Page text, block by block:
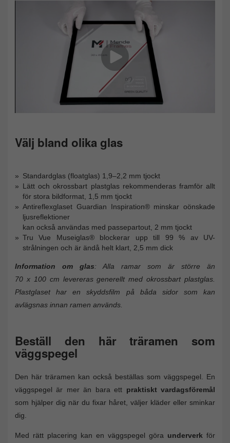
Välj bland olika glas
Standardglas (floatglas) 1,9–2,2 mm tjockt
Lätt och okrossbart plastglas rekommenderas framför allt
för stora bildformat, 1,5 mm tjockt
Antireflexglaset Guardian Inspiration® minskar oönskade
ljusreflektioner
kan också användas med passepartout, 2 mm tjockt
Tru Vue Museiglas® blockerar upp till 99 % av UV-
strålningen och är ändå helt klart, 2,5 mm dick
Information om glas: Alla ramar som är större än
70 x 100 cm levereras generellt med okrossbart plastglas.
Plastglaset har en skyddsfilm på båda sidor som kan
avlägsnas innan ramen används.
Beställ den här träramen som
väggspegel
Den här träramen kan också beställas som väggspegel. En
väggspegel är mer än bara ett praktiskt vardagsföremål
som hjälper dig när du fixar håret, väljer kläder eller sminkar
dig.
Med rätt placering kan en väggspegel göra underverk för